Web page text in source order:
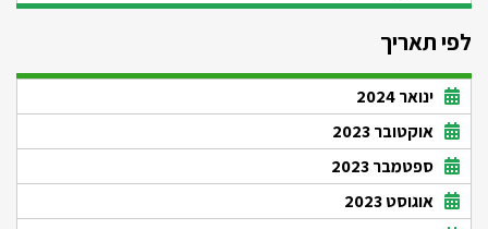
לפי תאריך
ינואר 2024
אוקטובר 2023
ספטמבר 2023
אוגוסט 2023